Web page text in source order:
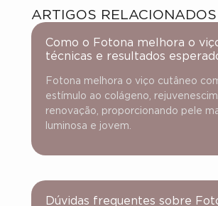
ARTIGOS RELACIONADOS
Como o Fotona melhora o
técnicas e resultados
Fotona melhora o viço cutâneo
estímulo ao colágeno,
renovação, proporcionando pele
luminosa e jovem.
Dúvidas frequentes sobre